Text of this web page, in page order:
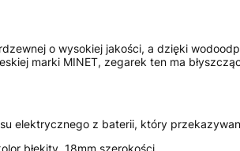
o wysokiej jakości, a dzięki
marki MINET, zegarek ten ma
elektrycznego z baterii, który
błękity, 18mm szerokości